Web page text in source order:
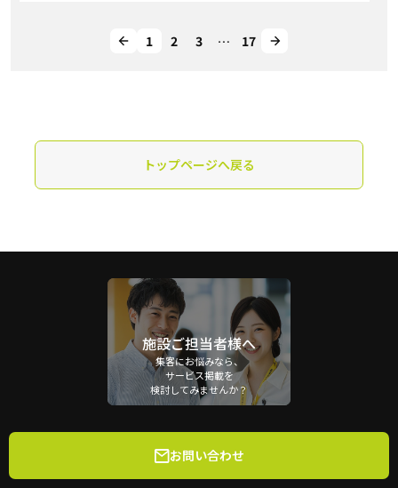
1 2 3 … 17
トップページへ戻る
施設ご担当者様へ
集客にお悩みなら、
サービス掲載を
検討してみませんか？
お問い合わせ